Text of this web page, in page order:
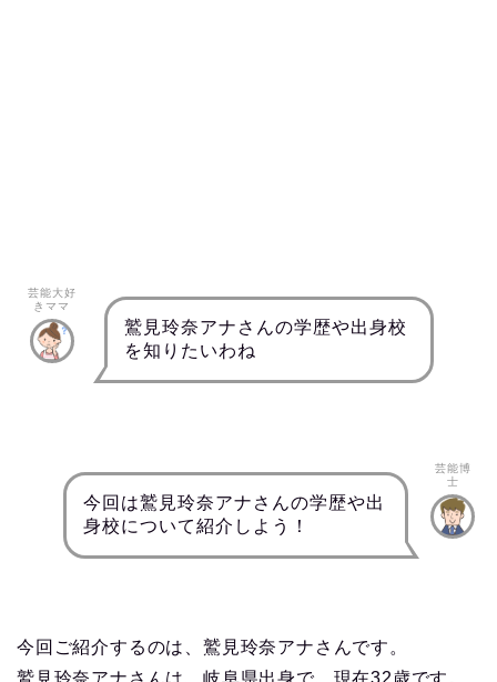
芸能大好
きママ
鷲見玲奈アナさんの学歴や出身校
を知りたいわね
今回は鷲見玲奈アナさんの学歴や出
身校について紹介しよう！
芸能博
士
今回ご紹介するのは、鷲見玲奈アナさんです。